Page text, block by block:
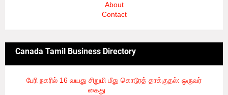
About
Contact
Canada Tamil Business Directory
பேரி நகரில் 16 வயது சிறுமி மீது கொடூரத் தாக்குதல்: ஒருவர்
கைது